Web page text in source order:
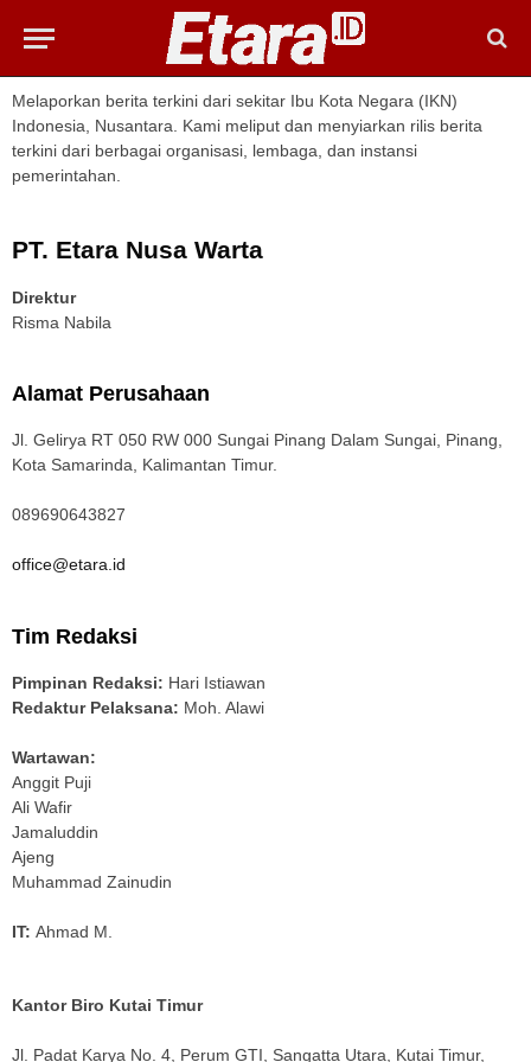
Melaporkan berita terkini dari sekitar Ibu Kota Negara (IKN)
Indonesia, Nusantara. Kami meliput dan menyiarkan rilis berita
terkini dari berbagai organisasi, lembaga, dan instansi
pemerintahan.
PT. Etara Nusa Warta
Direktur
Risma Nabila
Alamat Perusahaan
Jl. Gelirya RT 050 RW 000 Sungai Pinang Dalam Sungai, Pinang,
Kota Samarinda, Kalimantan Timur.
089690643827
office@etara.id
Tim Redaksi
Pimpinan Redaksi: Hari Istiawan
Redaktur Pelaksana: Moh. Alawi
Wartawan:
Anggit Puji
Ali Wafir
Jamaluddin
Ajeng
Muhammad Zainudin
IT: Ahmad M.
Kantor Biro Kutai Timur
Jl. Padat Karya No. 4, Perum GTI, Sangatta Utara, Kutai Timur,